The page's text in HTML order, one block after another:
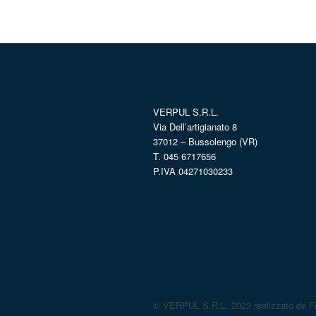
VERPUL S.R.L.
Via Dell’artigianato 8
37012 – Bussolengo (VR)
T. 045 6717656
P.IVA 04271030233
© VERPUL S.R.L. 2023 realizzato da